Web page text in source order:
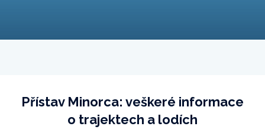
Přístav Minorca: veškeré informace
o trajektech a lodích